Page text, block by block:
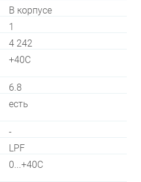
В корпусе
1
4 242
+40C
6.8
есть
-
LPF
0...+40C